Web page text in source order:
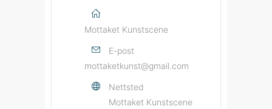
Mottaket Kunstscene
E-post
mottaketkunst@gmail.com
Nettsted
Mottaket Kunstscene